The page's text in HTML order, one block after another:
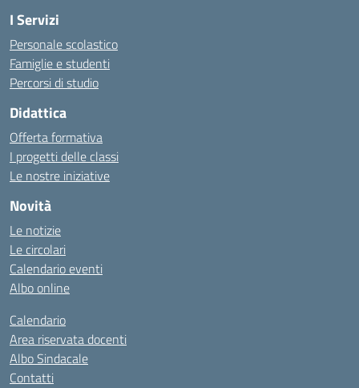
I Servizi
Personale scolastico
Famiglie e studenti
Percorsi di studio
Didattica
Offerta formativa
I progetti delle classi
Le nostre iniziative
Novità
Le notizie
Le circolari
Calendario eventi
Albo online
Calendario
Area riservata docenti
Albo Sindacale
Contatti